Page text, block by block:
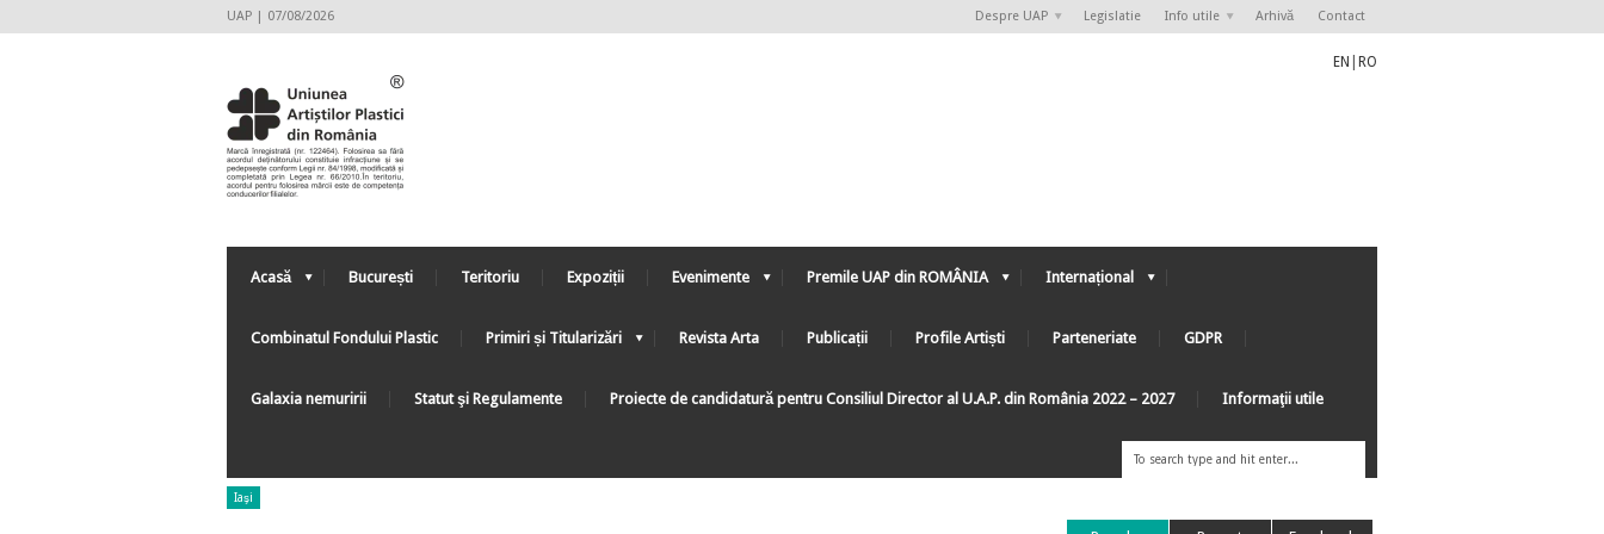
UAP | 07/08/2026 Despre UAP Legislatie Info utile Arhivă Contact
EN RO
Acasă București Teritoriu Expoziții Evenimente Premile UAP din ROMÂNIA Internațional
Combinatul Fondului Plastic Primiri și Titularizări Revista Arta Publicații Profile Artiști Parteneriate GDPR
Galaxia nemuririi Statut şi Regulamente Proiecte de candidatură pentru Consiliul Director al U.A.P. din România 2022 – 2027 Informaţii utile
Iaşi